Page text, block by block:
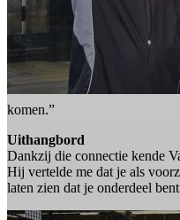
komen.”
Uithangbord
Dankzij die connectie kende
Hij vertelde me dat je als
laten zien dat je onderdeel